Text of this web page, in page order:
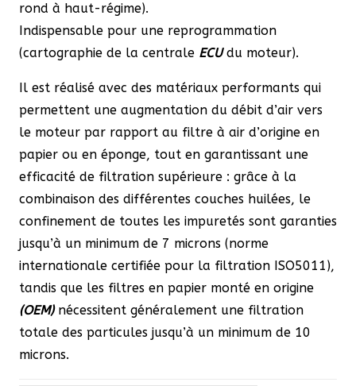
rond à haut-régime).
Indispensable pour une reprogrammation
(cartographie de la centrale ECUdu moteur).
Il est réalisé avec des matériaux performants qui
permettent une augmentation du débit d’air vers
le moteur par rapport au filtre à air d’origine en
papier ou en éponge, tout en garantissant une
efficacité de filtration supérieure : grâce à la
combinaison des différentes couches huilées, le
confinement de toutes les impuretés sont garanties
jusqu’à un minimum de 7 microns (norme
internationale certifiée pour la filtration ISO5011),
tandis que les filtres en papier monté en origine
(OEM)nécessitent généralement une filtration
totale des particules jusqu’à un minimum de 10
microns.